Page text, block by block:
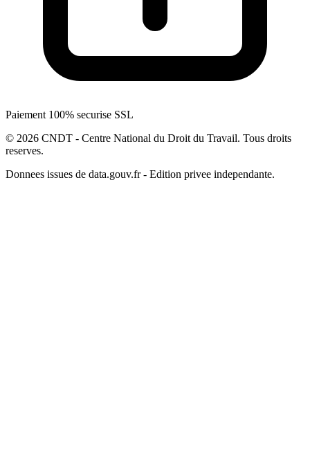
Paiement 100% securise SSL
© 2026 CNDT - Centre National du Droit du Travail. Tous droits
reserves.
Donnees issues de data.gouv.fr - Edition privee independante.